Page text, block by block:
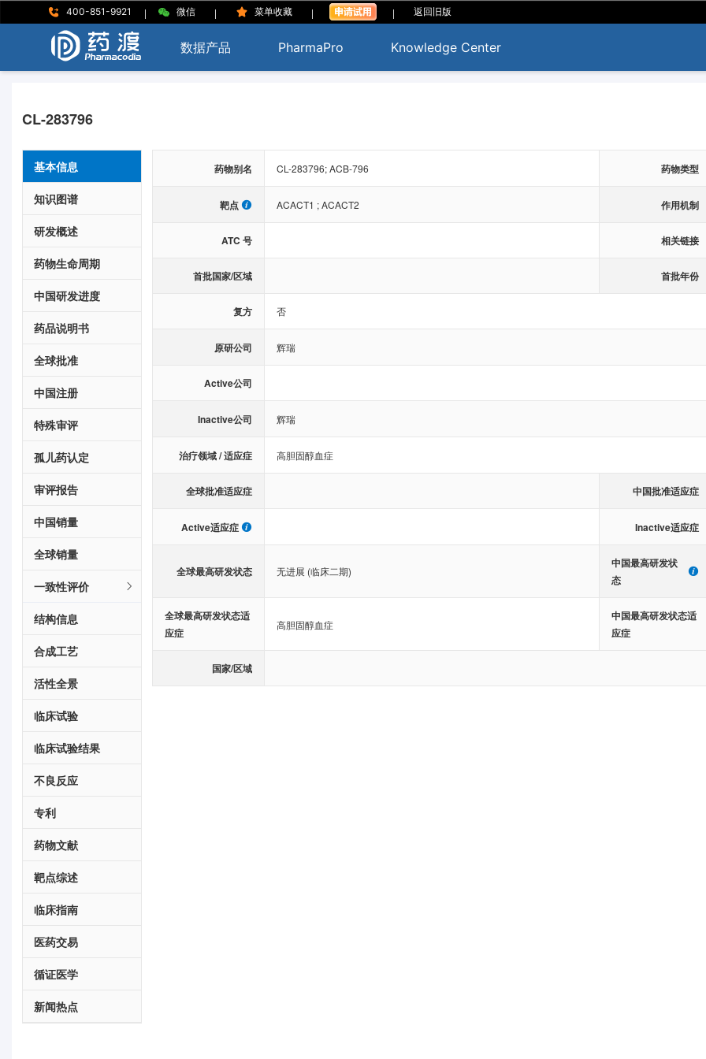
400-851-9921 | 微信 | 菜单收藏 | | 返回旧版
数据产品 PharmaPro Knowledge Center
CL-283796
基本信息
知识图谱
研发概述
药物生命周期
中国研发进度
药品说明书
全球批准
中国注册
特殊审评
孤儿药认定
审评报告
中国销量
全球销量
一致性评价
结构信息
合成工艺
活性全景
临床试验
临床试验结果
不良反应
专利
药物文献
靶点综述
临床指南
医药交易
循证医学
新闻热点
药物别名 CL-283796; ACB-796 药物类型
靶点 ACACT1 ;ACACT2 作用机制
ATC 号 相关链接
首批国家/区域 首批年份
复方 否
原研公司 辉瑞
Active公司
Inactive公司 辉瑞
治疗领域 / 适应症 高胆固醇血症
全球批准适应症 中国批准适应症
Active适应症 Inactive适应症
全球最高研发状态 无进展 (临床二期)
中国最高研发状
态
全球最高研发状态适
应症
高胆固醇血症
中国最高研发状态适
应症
国家/区域